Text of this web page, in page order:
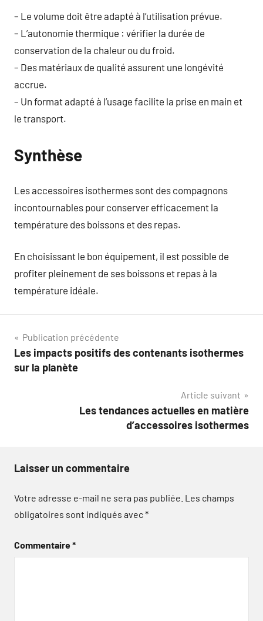
– Le volume doit être adapté à l’utilisation prévue.
– L’autonomie thermique : vérifier la durée de
conservation de la chaleur ou du froid.
– Des matériaux de qualité assurent une longévité
accrue.
– Un format adapté à l’usage facilite la prise en main et
le transport.
Synthèse
Les accessoires isothermes sont des compagnons
incontournables pour conserver efficacement la
température des boissons et des repas.
En choisissant le bon équipement, il est possible de
profiter pleinement de ses boissons et repas à la
température idéale.
Navigation
de
Publication précédente
Les impacts positifs des contenants isothermes
sur la planète
Article suivant
Les tendances actuelles en matière
d’accessoires isothermes
Laisser un commentaire
Votre adresse e-mail ne sera pas publiée. Les champs
obligatoires sont indiqués avec*
Commentaire*